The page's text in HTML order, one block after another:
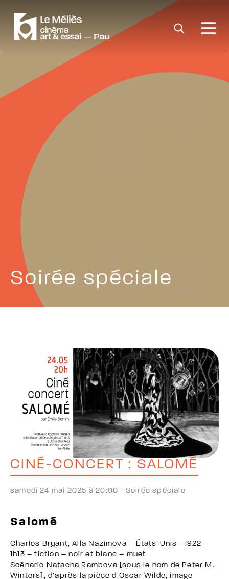
Soirée spéciale
CINÉ-CONCERT : SALOMÉ
samedi 24 mai 2025 à 20:00 - Soirée spéciale
Salomé
Charles Bryant, Alla Nazimova – États-Unis– 1922 –
1h13 – fiction – noir et blanc – muet
Scénario Natacha Rambova [sous le nom de Peter M.
Winters], d’après la pièce d’Oscar Wilde, image